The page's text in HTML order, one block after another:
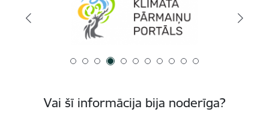
Vai šī informācija bija noderīga?